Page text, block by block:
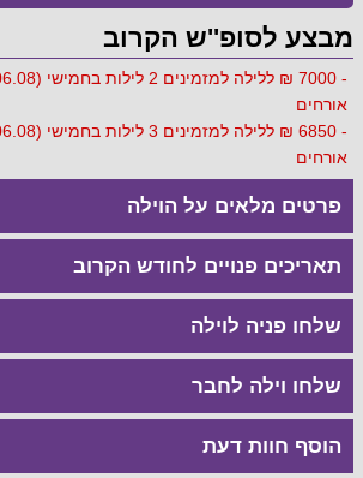
מבצע לסופ''ש הקרוב
אורחים
אורחים
פרטים מלאים על הוילה
תאריכים פנויים לחודש הקרוב
שלחו פניה לוילה
שלחו וילה לחבר
הוסף חוות דעת